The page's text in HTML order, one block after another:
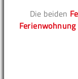
Die beiden